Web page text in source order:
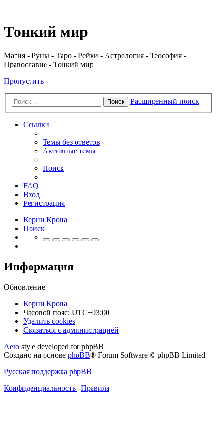
Тонкий мир
Магия - Руны - Таро - Рейки - Астрология - Теософия -
Православие - Тонкий мир
Пропустить
Поиск Расширенный поиск
Ссылки
Темы без ответов
Активные темы
Поиск
FAQ
Вход
Регистрация
Корни Крона
Поиск
Информация
Обновление
Корни Крона
Часовой пояс: UTC+03:00
Удалить cookies
Связаться
администрацией
Связаться с администрацией
Aero style developed for phpBB
Создано на основе phpBB® Forum Software © phpBB Limited
Русская поддержка phpBB
Конфиденциальность | Правила